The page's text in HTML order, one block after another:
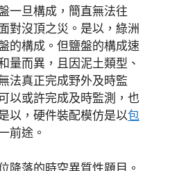
一旦構成，簡直無法往
對沒頂之災。是以，綠洲
的構成。但鹽盤的構成速
量而異，且因泥土類型、
法真正完成野外及時監
以或許完成及時監測，也
以，硬件裝配模仿是以包
前途。
降落的時空異質性題目。